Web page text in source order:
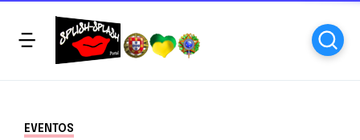
EVENTOS